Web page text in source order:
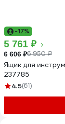
-17%
5 761 ₽
6 606 ₽6 950 ₽
Ящик для
237785
4.5(61)